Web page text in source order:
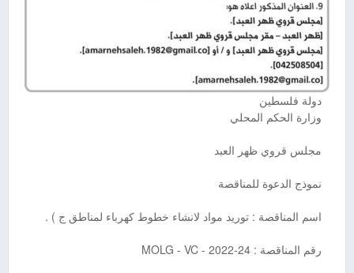
دولة فلسطين
وزارة الحكم المحلي
مجلس قروي ظهر العبد
نموذج الدعوة للمناقصة
اسم المناقصة : توريد مواد لانشاء خطوط كهرباء لمناطق ج ) .
رقم المناقصة : 24-2022 - MOLG - VC